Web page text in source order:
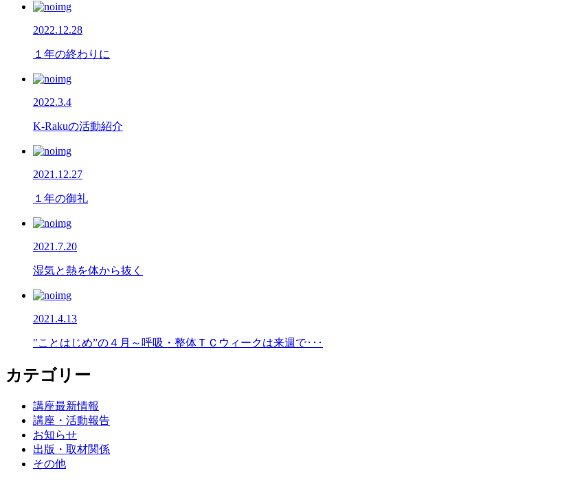
2022.12.28
１年の終わりに
2022.3.4
K-Rakuの活動紹介
2021.12.27
１年の御礼
2021.7.20
湿気と熱を体から抜く
2021.4.13
"ことはじめ”の４月～呼吸・整体ＴＣウィークは来週で･･･
カテゴリー
講座最新情報
講座・活動報告
お知らせ
出版・取材関係
その他